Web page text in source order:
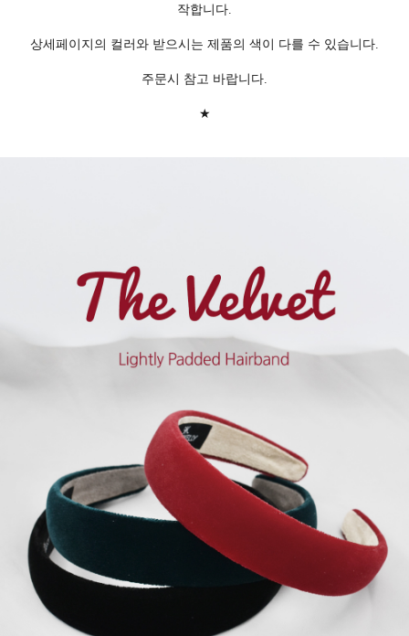
작합니다.
상세페이지의 컬러와 받으시는 제품의 색이 다를 수 있습니다.
주문시 참고 바랍니다.
★